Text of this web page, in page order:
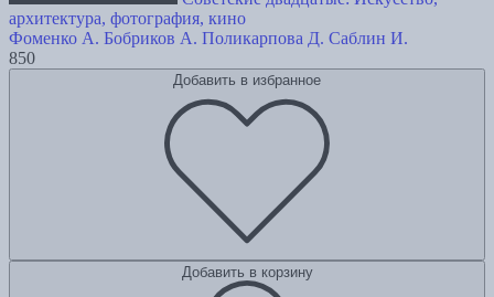
архитектура, фотография, кино
Фоменко А. Бобриков А. Поликарпова Д. Саблин И.
850
Добавить в избранное
Добавить в корзину